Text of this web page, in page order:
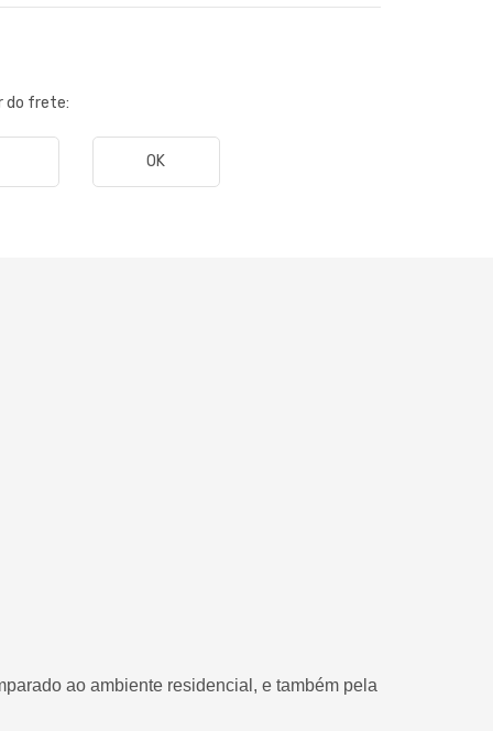
do frete:
OK
ao ambiente residencial, e também pela